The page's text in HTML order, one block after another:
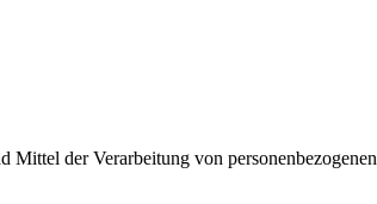
Mittel der Verarbeitung von